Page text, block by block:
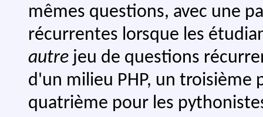
mêmes questions, avec une
récurrentes lorsque les
autre jeu de questions
d'un milieu PHP, un troisième
quatrième pour les